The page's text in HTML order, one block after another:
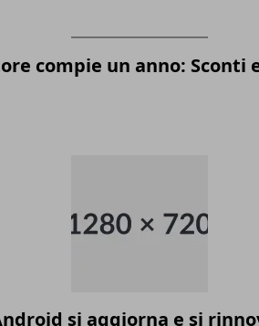
compie un anno: Sconti
si aggiorna e si